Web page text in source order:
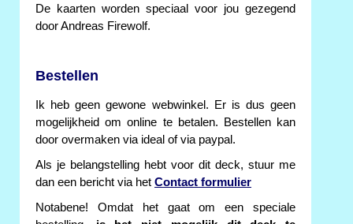
De kaarten worden speciaal voor jou gezegend
door Andreas Firewolf.
Bestellen
Ik heb geen gewone webwinkel. Er is dus geen
mogelijkheid om online te betalen. Bestellen kan
door overmaken via ideal of via paypal.
Als je belangstelling hebt voor dit deck, stuur me
dan een bericht via het Contact formulier
Notabene! Omdat het gaat om een speciale